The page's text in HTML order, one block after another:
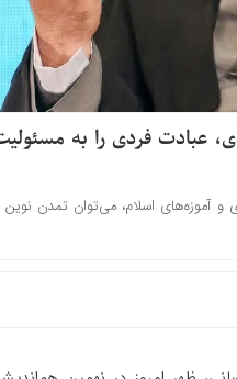
عبادت فردی را به
و آموزه‌های اسلام، می‌توان تمدن